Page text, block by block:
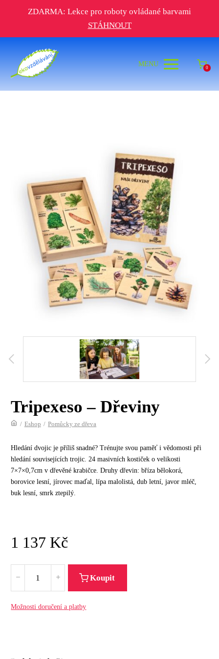
ZDARMA: Lekce pro roboty ovládané barvami
STÁHNOUT
MENU 0
Tripexeso – Dřeviny
/ Eshop / Pomůcky ze dřeva
Hledání dvojic je příliš snadné? Trénujte svou paměť i vědomosti při
hledání souvisejících trojic. 24 masivních kostiček o velikosti
7×7×0,7cm v dřevěné krabičce. Druhy dřevin: bříza bělokorá,
borovice lesní, jírovec maďal, lípa malolistá, dub letní, javor mléč,
buk lesní, smrk ztepilý.
1 137 Kč
Koupit
Možnosti doručení a platby